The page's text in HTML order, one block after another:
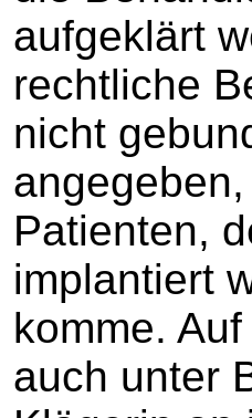
aufgeklärt
rechtliche
nicht
Patienten,
implantiert
komme.
auch unter